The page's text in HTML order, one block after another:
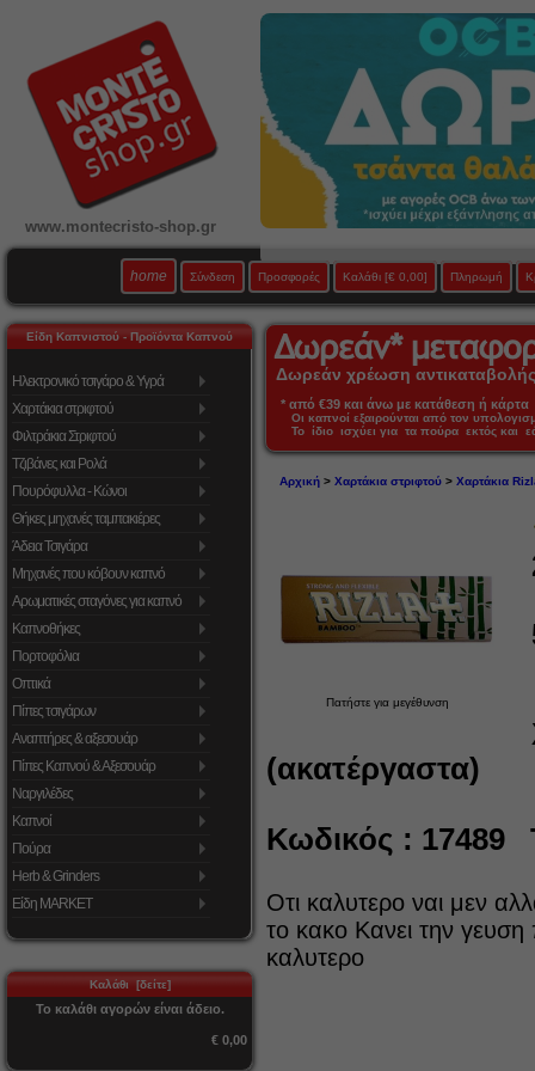
www.montecristo-shop.gr
home Σύνδεση Προσφορές Καλάθι [€ 0,00] Πληρωμή
Είδη Καπνιστού - Προϊόντα Καπνού
Ηλεκτρονικό τσιγάρο & Υγρά
Χαρτάκια στριφτού
Φιλτράκια Στριφτού
Τζιβάνες και Ρολά
Πουρόφυλλα - Κώνοι
Θήκες μηχανές ταμπακιέρες
Άδεια Τσιγάρα
Μηχανές που κόβουν καπνό
Αρωματικές σταγόνες για καπνό
Καπνοθήκες
Πορτοφόλια
Οπτικά
Πίπες τσιγάρων
Αναπτήρες & αξεσουάρ
Πίπες Καπνού & Αξεσουάρ
Ναργιλέδες
Καπνοί
Πούρα
Herb & Grinders
Είδη MARKET
Καλάθι [δείτε]
Το καλάθι αγορών είναι άδειο.
€ 0,00
Δωρεάν χρέωση
* από €39 και άνω με κατάθεση ή
Οι καπνοί εξαιρούνται από τον
Το ίδιο ισχύει για τα πούρα εκτός και
Αρχική> Χαρτάκια στριφτού> Χαρτάκια
Πατήστε για μεγέθυνση
(ακατέργαστα)
Κωδικός : 17489
Οτι καλυτερο ναι μεν
το κακο Κανει την γευση
καλυτερο